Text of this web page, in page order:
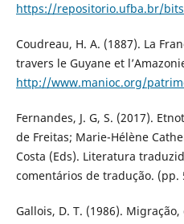
https://repositorio.ufba.br/
Coudreau, H. A. (1887). La
travers le Guyane et
http://www.manioc.org/
Fernandes, J. G, S. (2017).
de Freitas; Marie-Hélène
Costa (Eds). Literatura
comentários de tradução. (pp.
Gallois, D. T. (1986).